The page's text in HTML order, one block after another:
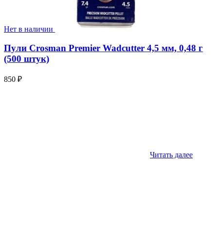
Нет в наличии
Пули Crosman Premier Wadcutter 4,5 мм, 0,48 г
(500 штук)
850 ₽
Читать далее